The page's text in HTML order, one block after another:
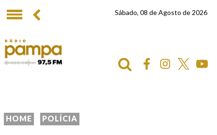
Sábado, 08 de Agosto de 2026
HOME POLÍCIA